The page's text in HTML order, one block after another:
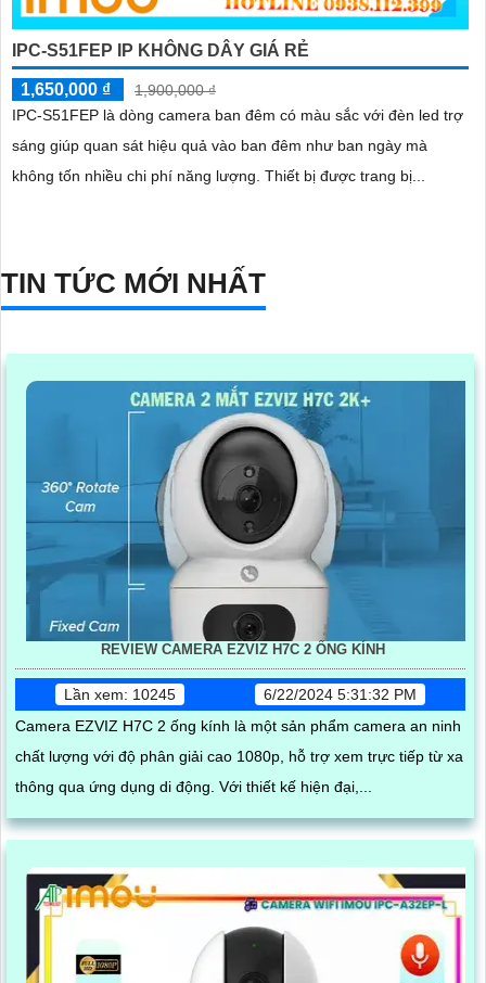
IPC-S51FEP IP KHÔNG DÂY GIÁ RẺ
1,650,000 ₫
1,900,000 ₫
IPC-S51FEP là dòng camera ban đêm có màu sắc với đèn led trợ
sáng giúp quan sát hiệu quả vào ban đêm như ban ngày mà
không tốn nhiều chi phí năng lượng. Thiết bị được trang bị...
TIN TỨC MỚI NHẤT
REVIEW CAMERA EZVIZ H7C 2 ỐNG KÍNH
Lần xem: 10245
6/22/2024 5:31:32 PM
Camera EZVIZ H7C 2 ống kính là một sản phẩm camera an ninh
chất lượng với độ phân giải cao 1080p, hỗ trợ xem trực tiếp từ xa
thông qua ứng dụng di động. Với thiết kế hiện đại,...